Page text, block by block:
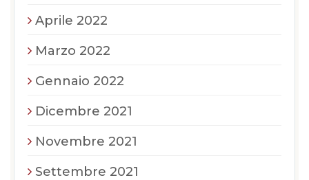
Aprile 2022
Marzo 2022
Gennaio 2022
Dicembre 2021
Novembre 2021
Settembre 2021